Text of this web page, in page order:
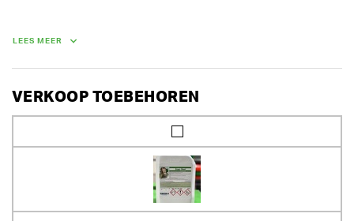
LEES MEER
VERKOOP TOEBEHOREN